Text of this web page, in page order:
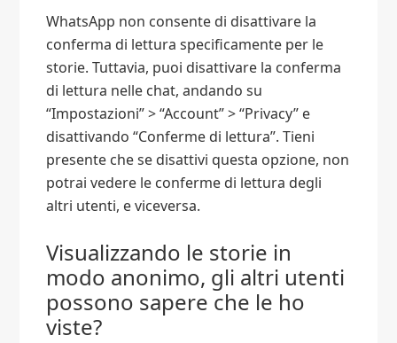
WhatsApp non consente di disattivare la
conferma di lettura specificamente per le
storie. Tuttavia, puoi disattivare la conferma
di lettura nelle chat, andando su
“Impostazioni” > “Account” > “Privacy” e
disattivando “Conferme di lettura”. Tieni
presente che se disattivi questa opzione, non
potrai vedere le conferme di lettura degli
altri utenti, e viceversa.
Visualizzando le storie in
modo anonimo, gli altri utenti
possono sapere che le ho
viste?